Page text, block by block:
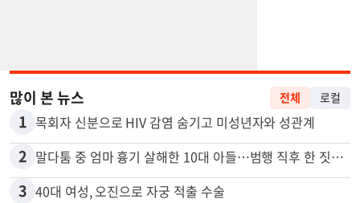
많이 본 뉴스 전체 로컬
1 목회자 신분으로 HIV 감염 숨기고 미성년자와 성관계
2 말다툼 중 엄마 흉기 살해한 10대 아들…범행 직후 한 짓 충격
3 40대 여성, 오진으로 자궁 적출 수술